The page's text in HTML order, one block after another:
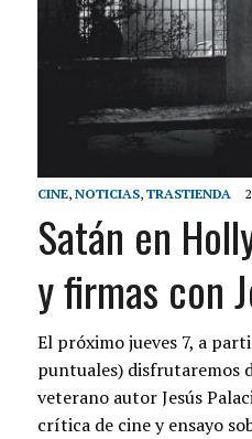
CINE, NOTICIAS, TRASTIENDA
Satán en
y firmas con
El próximo jueves 7, a
puntuales) disfrutaremos
veterano autor Jesús
crítica de cine y ensayo